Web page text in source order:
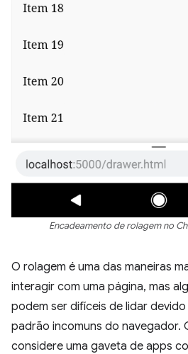
Encadeamento de rolagem no
O rolagem é uma das maneiras
interagir com uma página, mas
podem ser difíceis de lidar
padrão incomuns do navegador.
considere uma gaveta de apps